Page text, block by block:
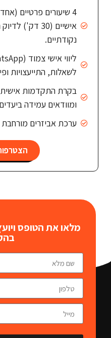
4 שיעורים פרטיים
אישיים (30
נקודתיים.
לשאלות, התייעצויות
בקרת התקדמות
ומוודאים עמידה
ערכת אביזרים
מלאו את הטופס